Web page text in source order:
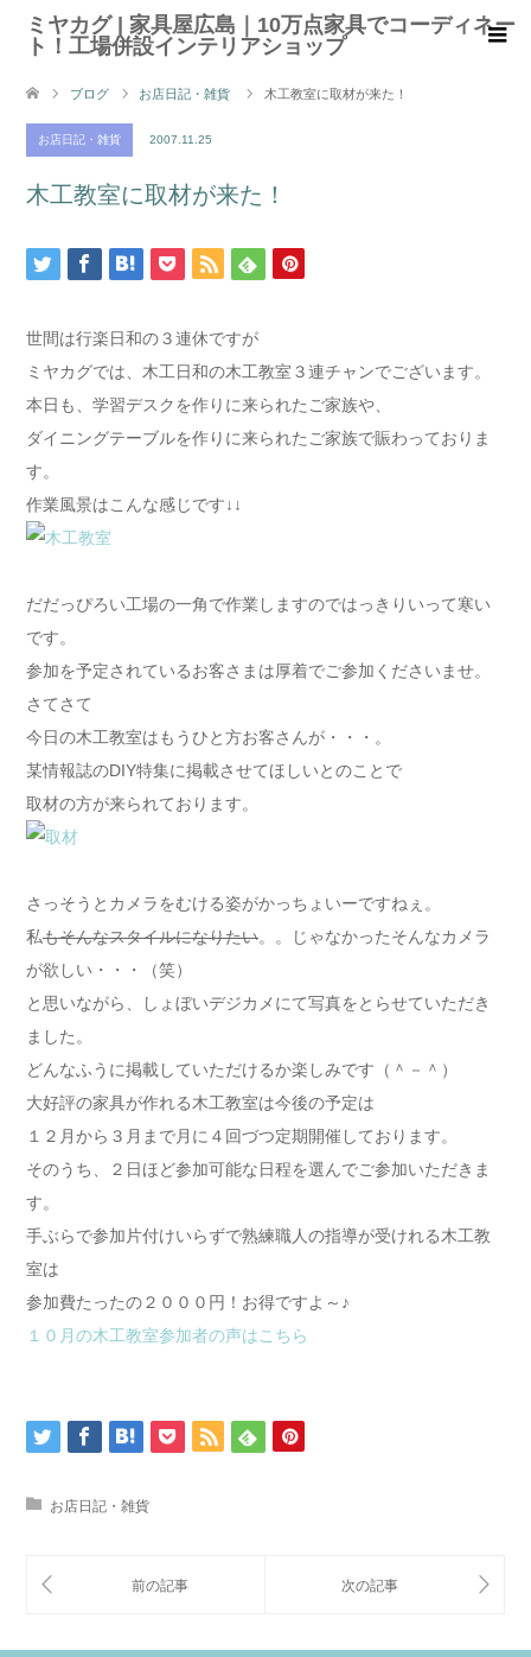
ミヤカグ | 家具屋広島｜10万点家具でコーディネー
ト！工場併設インテリアショップ
ブログ お店日記・雑貨 木工教室に取材が来た！
お店日記・雑貨 2007.11.25
木工教室に取材が来た！
世間は行楽日和の３連休ですが
ミヤカグでは、木工日和の木工教室３連チャンでございます。
本日も、学習デスクを作りに来られたご家族や、
ダイニングテーブルを作りに来られたご家族で賑わっておりま
す。
作業風景はこんな感じです↓↓
だだっぴろい工場の一角で作業しますのではっきりいって寒い
です。
参加を予定されているお客さまは厚着でご参加くださいませ。
さてさて
今日の木工教室はもうひと方お客さんが・・・。
某情報誌のDIY特集に掲載させてほしいとのことで
取材の方が来られております。
さっそうとカメラをむける姿がかっちょいーですねぇ。
私もそんなスタイルになりたい。。じゃなかったそんなカメラ
が欲しい・・・（笑）
と思いながら、しょぼいデジカメにて写真をとらせていただき
ました。
どんなふうに掲載していただけるか楽しみです（＾－＾）
大好評の家具が作れる木工教室は今後の予定は
１２月から３月まで月に４回づつ定期開催しております。
そのうち、２日ほど参加可能な日程を選んでご参加いただきま
す。
手ぶらで参加片付けいらずで熟練職人の指導が受けれる木工教
室は
参加費たったの２０００円！お得ですよ～♪
１０月の木工教室参加者の声はこちら
お店日記・雑貨